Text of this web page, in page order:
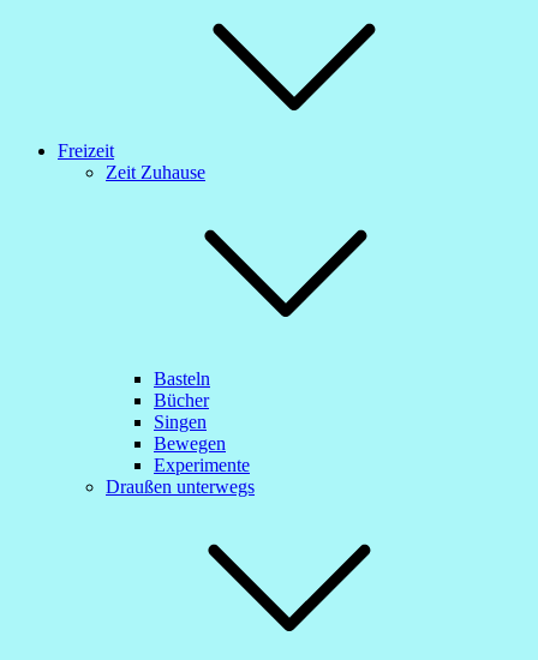
Freizeit
Zeit Zuhause
Basteln
Bücher
Singen
Bewegen
Experimente
Draußen unterwegs